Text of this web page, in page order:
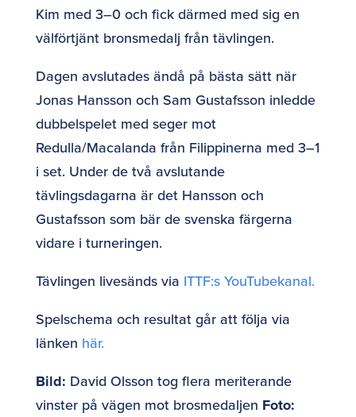
Kim med 3–0 och fick därmed med sig en
välförtjänt bronsmedalj från tävlingen.
Dagen avslutades ändå på bästa sätt när
Jonas Hansson och Sam Gustafsson inledde
dubbelspelet med seger mot
Redulla/Macalanda från Filippinerna med 3–1
i set. Under de två avslutande
tävlingsdagarna är det Hansson och
Gustafsson som bär de svenska färgerna
vidare i turneringen.
Tävlingen livesänds via ITTF:s YouTubekanal.
Spelschema och resultat går att följa via
länken här.
Bild: David Olsson tog flera meriterande
vinster på vägen mot brosmedaljen Foto: